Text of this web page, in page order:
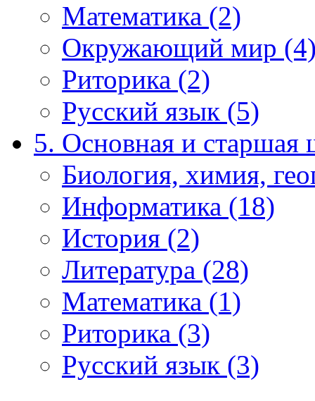
Математика (2)
Окружающий мир
Риторика (2)
Русский язык (5)
5. Основная и старшая
Биология, химия,
Информатика (18)
История (2)
Литература (28)
Математика (1)
Риторика (3)
Русский язык (3)